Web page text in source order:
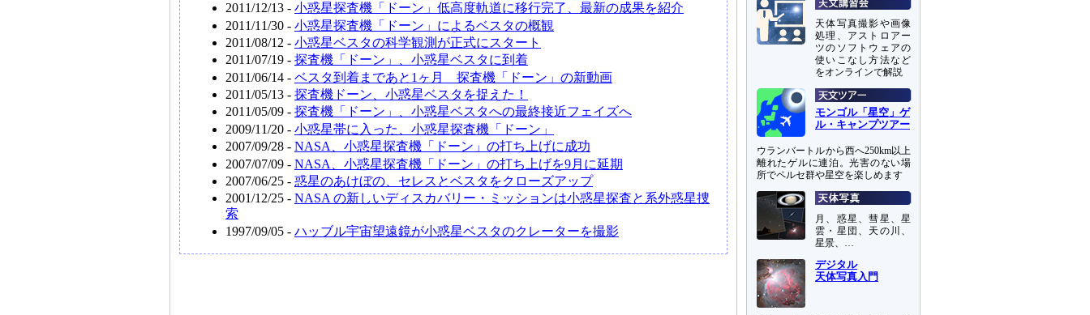
2011/12/13 - 小惑星探査機「ドーン」低高度軌道に移行完了、最新の成果を紹介
2011/11/30 - 小惑星探査機「ドーン」によるベスタの概観
2011/08/12 - 小惑星ベスタの科学観測が正式にスタート
2011/07/19 - 探査機「ドーン」、小惑星ベスタに到着
2011/06/14 - ベスタ到着まであと1ヶ月 探査機「ドーン」の新動画
2011/05/13 - 探査機ドーン、小惑星ベスタを捉えた！
2011/05/09 - 探査機「ドーン」、小惑星ベスタへの最終接近フェイズへ
2009/11/20 - 小惑星帯に入った、小惑星探査機「ドーン」
2007/09/28 - NASA、小惑星探査機「ドーン」の打ち上げに成功
2007/07/09 - NASA、小惑星探査機「ドーン」の打ち上げを9月に延期
2007/06/25 - 惑星のあけぼの、セレスとベスタをクローズアップ
2001/12/25 - NASA の新しいディスカバリー・ミッションは小惑星探査と系外惑星捜
索
1997/09/05 - ハッブル宇宙望遠鏡が小惑星ベスタのクレーターを撮影
天体写真撮影や画像
処理、アストロアー
ツのソフトウェアの
使いこなし方法など
をオンラインで解説
モンゴル「星空」ゲ
ル・キャンプツアー
ウランバートルから西へ250km以上
離れたゲルに連泊。光害のない場
所でペルセ群や星空を楽しめます
月、惑星、彗星、星
雲・星団、天の川、
星景、…
デジタル
天体写真入門